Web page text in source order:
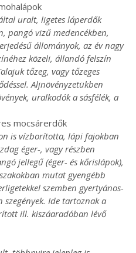
uralt, ligetes láperdők
pangó vizű medencékben,
állományok, az év nagy
közeli, állandó felszín
tőzeg, vagy tőzeges
Aljnövényzetükben
uralkodók a sásfélék, a
mocsárerdők
is vízborította, lápi fajokban
éger-, vagy részben
jellegű (éger- és kőrislápok),
mutat gyengébb
szemben gyertyános-
szegények. Ide tartoznak a
ill. kiszáaradóban lévő